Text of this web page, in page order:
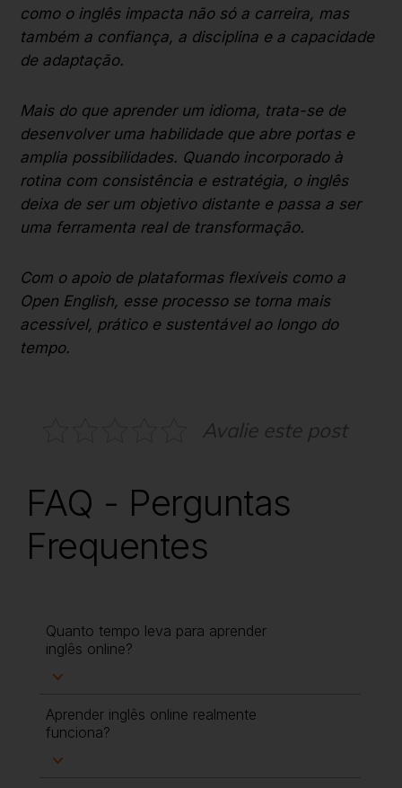
como o inglês impacta não só a carreira, mas
também a confiança, a disciplina e a capacidade
de adaptação.
Mais do que aprender um idioma, trata-se de
desenvolver uma habilidade que abre portas e
amplia possibilidades. Quando incorporado à
rotina com consistência e estratégia, o inglês
deixa de ser um objetivo distante e passa a ser
uma ferramenta real de transformação.
Com o apoio de plataformas flexíveis como a
Open English, esse processo se torna mais
acessível, prático e sustentável ao longo do
tempo.
Avalie este post
FAQ - Perguntas
Frequentes
Quanto tempo leva para aprender
inglês online?
Aprender inglês online realmente
funciona?